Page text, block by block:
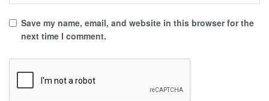
Save my name, email, and website in this browser for the
next time I comment.